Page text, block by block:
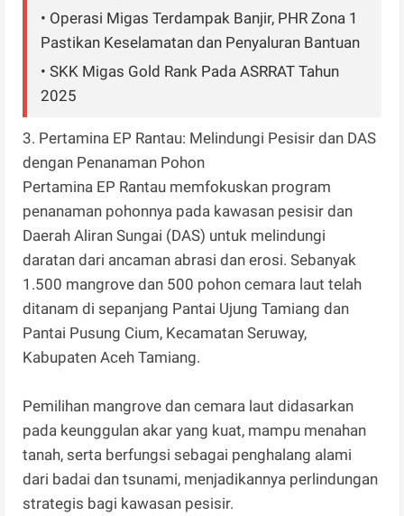
• Operasi Migas Terdampak Banjir, PHR Zona 1
Pastikan Keselamatan dan Penyaluran Bantuan
• SKK Migas Gold Rank Pada ASRRAT Tahun
2025
3. Pertamina EP Rantau: Melindungi Pesisir dan DAS
dengan Penanaman Pohon
Pertamina EP Rantau memfokuskan program
penanaman pohonnya pada kawasan pesisir dan
Daerah Aliran Sungai (DAS) untuk melindungi
daratan dari ancaman abrasi dan erosi. Sebanyak
1.500 mangrove dan 500 pohon cemara laut telah
ditanam di sepanjang Pantai Ujung Tamiang dan
Pantai Pusung Cium, Kecamatan Seruway,
Kabupaten Aceh Tamiang.
Pemilihan mangrove dan cemara laut didasarkan
pada keunggulan akar yang kuat, mampu menahan
tanah, serta berfungsi sebagai penghalang alami
dari badai dan tsunami, menjadikannya perlindungan
strategis bagi kawasan pesisir.